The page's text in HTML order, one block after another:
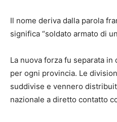
Il nome deriva dalla parola
significa “soldato armato di
La nuova forza fu separata in
per ogni provincia. Le
suddivise e vennero
nazionale a diretto contatto